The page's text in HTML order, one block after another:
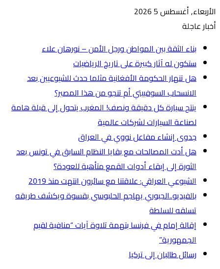
الأربعاء, أغسطس 5 2026
أخبار عاجلة
بناء الثقة بين المواطن ورجل الأمن – نورهان علاء
ستكون له آثار كبيرة على تاريخ الرياضيات
هل تنهار الحكومة الأفغانية مثلما حدث للشيوعيين بعد
الانسحاب السوفييتي أم تنجو من هذا المصير؟
ينتج سيارة كل دقيقة ونصف! المغرب يتحول إلى قبلة هامة
لصناعة السيارات لشركات عالمية
جدوى إنشاء مفاعل نووي في العراق
هل أدت المصالحات مع بقايا النظام السابق في تونس بعد
الثورة إلى إبقاء أدوات القمع متأهبة للعودة؟
الشيوعي العراقي: علاقتنا مع سائرون انتهت منذ 2019
بالفيديو..الجبوري يهاجم الحلبوسي بقسوة ويكشف طريقه
تسلقه للسلطة
إقالة إمام في فرنسا بتهمة تلاوة آيات “منافية لقيم
الجمهورية”
رسائل طالبان إلى تركيا